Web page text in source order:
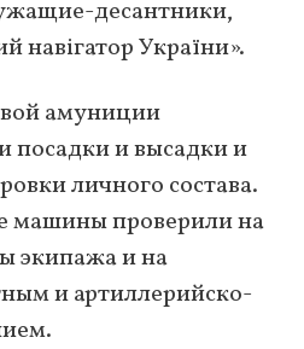
десантники,
навігатор України».
амуниции
посадки и высадки и
личного состава.
машины проверили на
экипажа и на
и артиллерийско-